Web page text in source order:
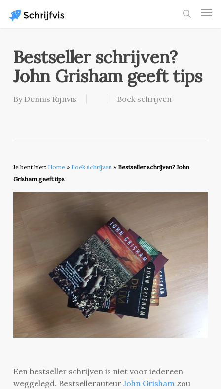
main
Bestseller schrijven?
John Grisham geeft tips
By Dennis Rijnvis Boek schrijven
Je bent hier: Home» Boek schrijven» Bestseller schrijven? John
Grisham geeft tips
Een bestseller schrijven is niet voor iedereen
weggelegd. Bestsellerauteur John Grisham zou